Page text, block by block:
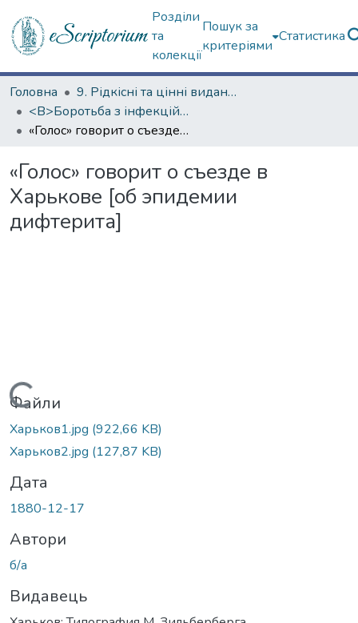
Розділи
та
колекції
Пошук за
критеріями
Статистика
Головна
9. Рідкісні та цінні видання
<B>Боротьба з інфекційними хворобами</B>
«Голос» говорит о съезде в Харькове [об эпидемии дифтерита]
«Голос» говорит о съезде в
Харькове [об эпидемии
дифтерита]
Вантажиться...
Файли
Харьков1.jpg (922,66 KB)
Харьков2.jpg (127,87 KB)
Дата
1880-12-17
Автори
б/а
Видавець